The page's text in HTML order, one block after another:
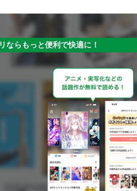
ならもっと便利で快適に！